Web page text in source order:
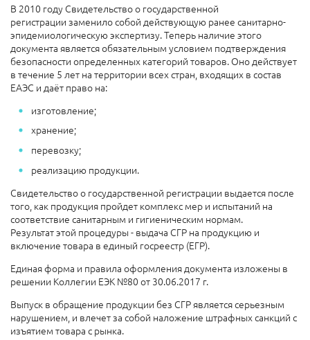
В 2010 году Свидетельство о государственной
регистрации заменило собой действующую ранее санитарно-
эпидемиологическую экспертизу. Теперь наличие этого
документа является обязательным условием подтверждения
безопасности определенных категорий товаров. Оно действует
в течение 5 лет на территории всех стран, входящих в состав
ЕАЭС и даёт право на:
изготовление;
хранение;
перевозку;
реализацию продукции.
Свидетельство о государственной регистрации выдается после
того, как продукция пройдет комплекс мер и испытаний на
соответствие санитарным и гигиеническим нормам.
Результат этой процедуры - выдача СГР на продукцию и
включение товара в единый госреестр (ЕГР).
Единая форма и правила оформления документа изложены в
решении Коллегии ЕЭК №80 от 30.06.2017 г.
Выпуск в обращение продукции без СГР является серьезным
нарушением, и влечет за собой наложение штрафных санкций с
изъятием товара с рынка.